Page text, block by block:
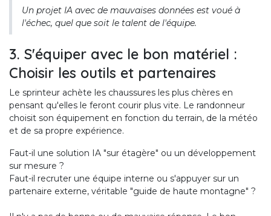
Un projet IA avec de mauvaises données est voué à
l'échec, quel que soit le talent de l'équipe.
3. S'équiper avec le bon matériel :
Choisir les outils et partenaires
Le sprinteur achète les chaussures les plus chères en
pensant qu'elles le feront courir plus vite. Le randonneur
choisit son équipement en fonction du terrain, de la météo
et de sa propre expérience.
Faut-il une solution IA "sur étagère" ou un développement
sur mesure ?
Faut-il recruter une équipe interne ou s'appuyer sur un
partenaire externe, véritable "guide de haute montagne" ?